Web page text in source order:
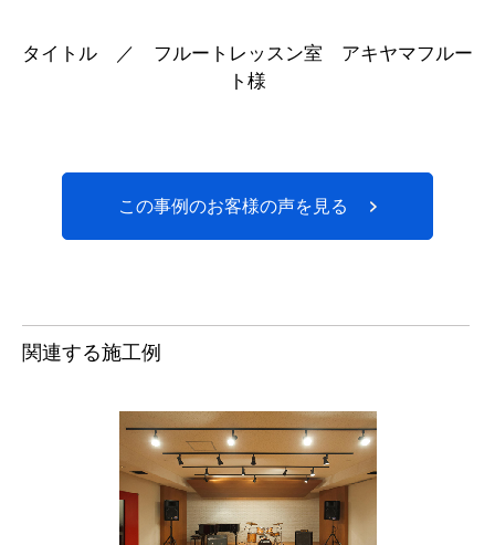
タイトル ／ フルートレッスン室 アキヤマフルー
ト様
この事例のお客様の声を見る
関連する施工例